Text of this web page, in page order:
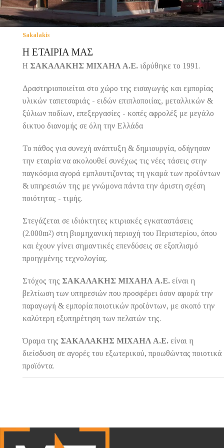
Sakalakis
Η ΕΤΑΙΡΙΑ ΜΑΣ
Η ΣΑΚΑΛΑΚΗΣ ΜΙΧΑΗΛ Α.Ε.ιδρύθηκε το 1991.
Δραστηριοποιείται στο χώρο της εισαγωγής και εμπορίας
υλικών ταπετσαριάς - ειδών επιπλοποιίας, μεταλλικών &
ξύλιων ποδίων, επεξεργασίες - κοπές αφρολέξ με μεγάλο
δικτυο διανομής σε όλη την Ελλάδα
Το πάθος για συνεχή ανάπτυξη & δημιουργία, οδήγησαν
την εταιρία να ακολουθεί συνέχως τις νέες τάσεις στην
παγκόσμια αγορά εμπλουτιζοντας τη γκαμά των προϊόντων
& υπηρεσιών της με γνώμονα πάντα την άριστη σχέση
ποιότητας - τιμής.
Στεγάζεται σε ιδιόκτητες κτιριακές εγκαταστάσεις
(2.000m2) στη βιομηχανική περιοχή του Περιστερίου, όπου
και έχουν γίνει σημαντικές επενδύσεις σε εξοπλισμό
προηγμένης τεχνολογίας.
Στόχος της ΣΑΚΑΛΑΚΗΣ ΜΙΧΑΗΛ Α.Ε.είναι η
βελτίωση των υπηρεσιών που προσφέρει όσον αφορά την
παραγωγή & εμπορία ποιοτικών προϊόντων, με σκοπό την
καλύτερη εξυπηρέτηση των πελατών της.
Όραμα της ΣΑΚΑΛΑΚΗΣ ΜΙΧΑΗΛ Α.Ε.είναι η
διείσδυση σε αγορές του εξωτερικού, προωθώντας ποιοτικά
προϊόντα.